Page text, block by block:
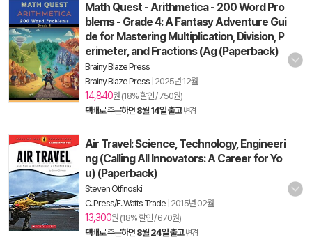
Math Quest - Arithmetica - 200 Word Pro
blems - Grade 4: A Fantasy Adventure Gui
de for Mastering Multiplication, Division, P
erimeter, and Fractions (Ag (Paperback)
Brainy Blaze Press
Brainy Blaze Press 2025년 12월
14,840원 (18% 할인 / 750원)
택배로 주문하면 8월 14일 출고 변경
Air Travel: Science, Technology, Engineeri
ng (Calling All Innovators: A Career for Yo
u) (Paperback)
Steven Otfinoski
C. Press/F. Watts Trade 2015년 02월
13,300원 (18% 할인 / 670원)
택배로 주문하면 8월 24일 출고 변경